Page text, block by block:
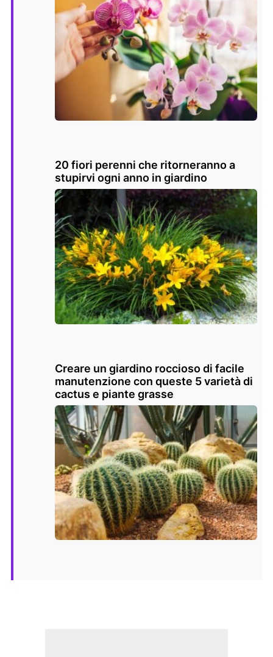
20 fiori perenni che ritorneranno a
stupirvi ogni anno in giardino
Creare un giardino roccioso di facile
manutenzione con queste 5 varietà di
cactus e piante grasse